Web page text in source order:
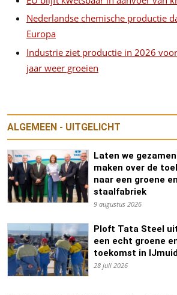
Nederlandse chemische productie
Europa
Industrie ziet productie in 2026
jaar weer groeien
ALGEMEEN - UITGELICHT
Laten we
maken over de
naar een groene
staalfabriek
9 augustus 2026
Ploft Tata Steel
een echt groene
toekomst in
28 juli 2026